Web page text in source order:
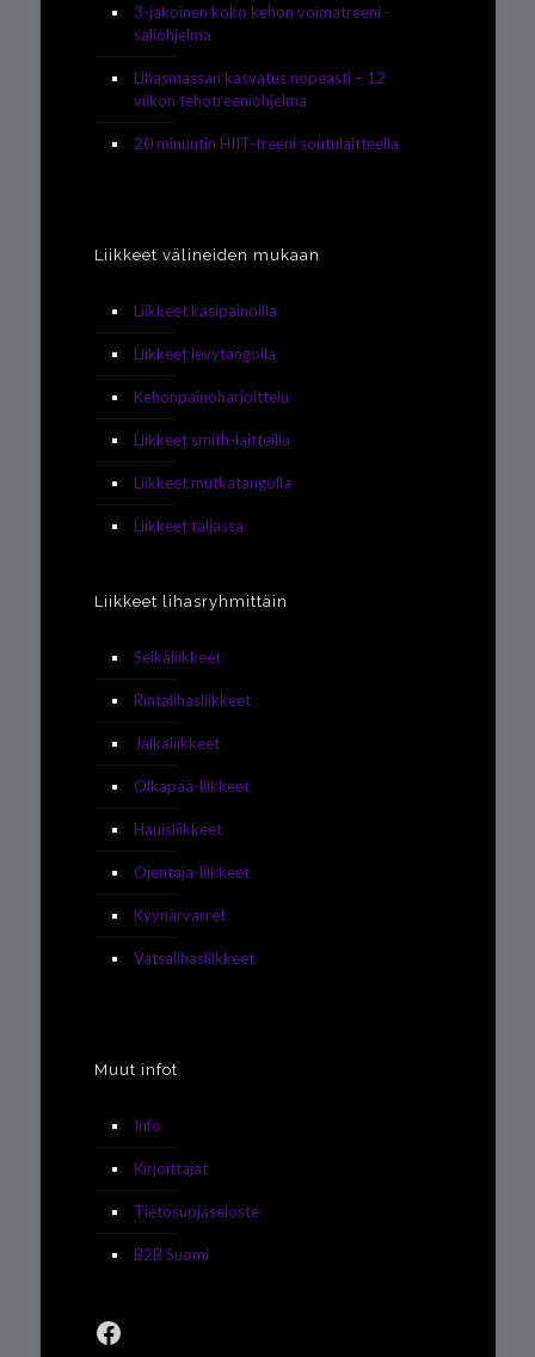
3-jakoinen koko kehon voimatreeni -
saliohjelma
Lihasmassan kasvatus nopeasti – 12
viikon tehotreeniohjelma
20 minuutin HIIT-treeni soutulaitteella
Liikkeet välineiden mukaan
Liikkeet käsipainoilla
Liikkeet levytangolla
Kehonpainoharjoittelu
Liikkeet smith-laitteilla
Liikkeet mutkatangolla
Liikkeet taljassa
Liikkeet lihasryhmittäin
Selkäliikkeet
Rintalihasliikkeet
Jalkaliikkeet
Olkapää-liikkeet
Hauisliikkeet
Ojentaja-liikkeet
Kyynärvarret
Vatsalihasliikkeet
Muut infot
Info
Kirjoittajat
Tietosuojaseloste
B2B Suomi
Facebook